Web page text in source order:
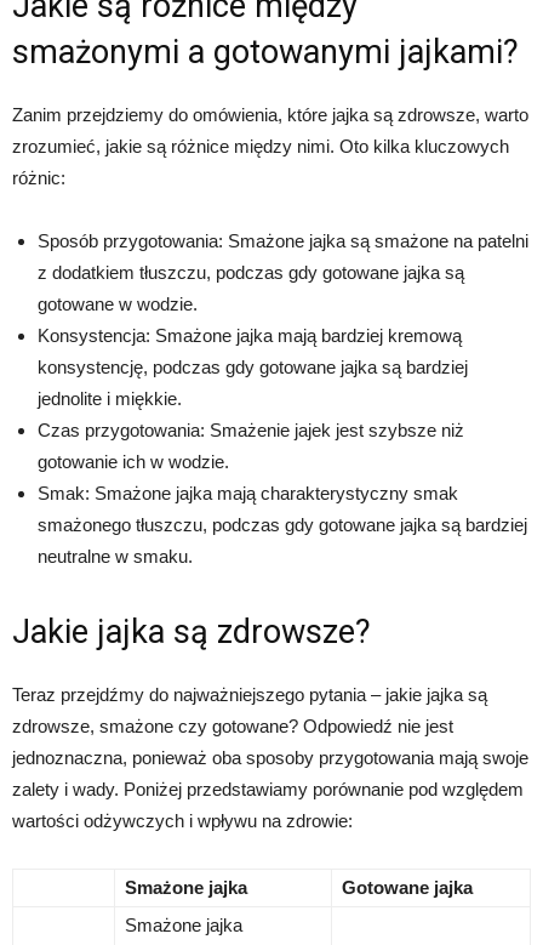
smażonymi a gotowanymi jajkami?
Zanim przejdziemy do omówienia, które jajka są zdrowsze, warto
zrozumieć, jakie są różnice między nimi. Oto kilka kluczowych
różnic:
Sposób przygotowania: Smażone jajka są smażone na patelni
z dodatkiem tłuszczu, podczas gdy gotowane jajka są
gotowane w wodzie.
Konsystencja: Smażone jajka mają bardziej kremową
konsystencję, podczas gdy gotowane jajka są bardziej
jednolite i miękkie.
Czas przygotowania: Smażenie jajek jest szybsze niż
gotowanie ich w wodzie.
Smak: Smażone jajka mają charakterystyczny smak
smażonego tłuszczu, podczas gdy gotowane jajka są bardziej
neutralne w smaku.
Jakie jajka są zdrowsze?
Teraz przejdźmy do najważniejszego pytania – jakie jajka są
zdrowsze, smażone czy gotowane? Odpowiedź nie jest
jednoznaczna, ponieważ oba sposoby przygotowania mają swoje
zalety i wady. Poniżej przedstawiamy porównanie pod względem
wartości odżywczych i wpływu na zdrowie:
Smażone jajka Gotowane jajka
Smażone jajka